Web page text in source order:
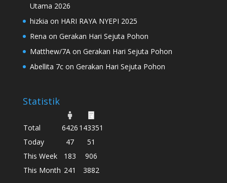
Utama 2026
hizkia on HARI RAYA NYEPI 2025
Rena on Gerakan Hari Sejuta Pohon
Matthew/7Aon Gerakan Hari Sejuta Pohon
Abellita 7con Gerakan Hari Sejuta Pohon
Statistik
Total 6426 143351
Today
47
51
This Week
183
906
This Month 241 3882